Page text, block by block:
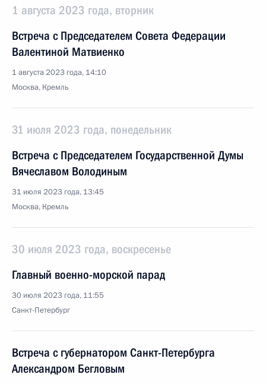
1 августа 2023 года, вторник
Встреча с Председателем Совета Федерации
Валентиной Матвиенко
1 августа 2023 года, 14:10
Москва, Кремль
31 июля 2023 года, понедельник
Встреча с Председателем Государственной Думы
Вячеславом Володиным
31 июля 2023 года, 13:45
Москва, Кремль
30 июля 2023 года, воскресенье
Главный военно-морской парад
30 июля 2023 года, 11:55
Санкт-Петербург
Встреча с губернатором Санкт-Петербурга
Александром Бегловым